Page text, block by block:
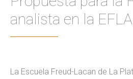
analista en la EFLA
La Escuela Freud-Lacan de La